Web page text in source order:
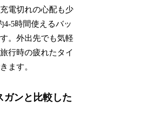
電切れの心配も少
4-5時間使えるバッ
。外出先でも気軽
行時の疲れたタイ
ます。
ガンと比較した